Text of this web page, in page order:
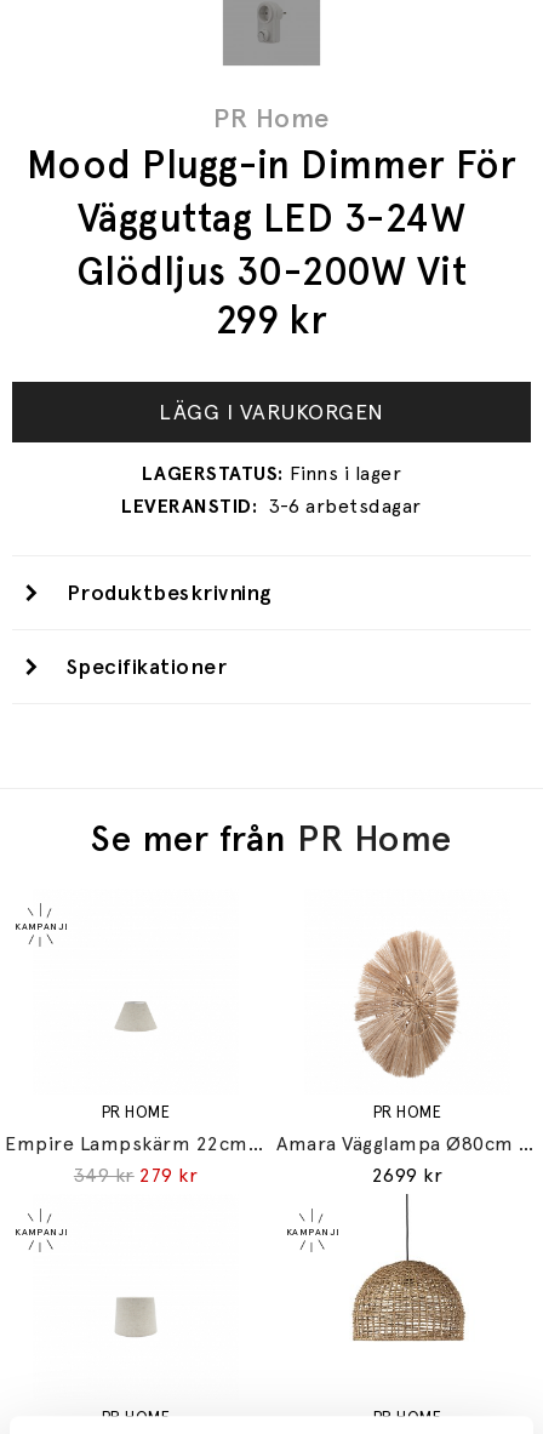
PR Home
Mood Plugg-in Dimmer För
Vägguttag LED 3-24W
Glödljus 30-200W Vit
299 kr
LÄGG I VARUKORGEN
3-6 arbetsdagar
Produktbeskrivning
Specifikationer
Se mer från PR Home
PR HOME
Empire Lampskärm 22cm Florenzo Stone
349 kr 279 kr
PR HOME
Amara Vägglampa Ø80cm Natur
2699 kr
PR HOME PR HOME